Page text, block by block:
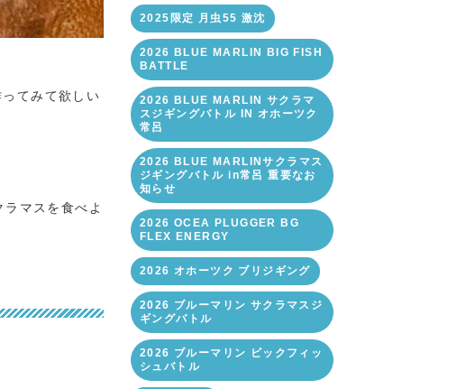
てみて欲しい
マスを食べよ
2025限定 月虫55 激沈
2026 BLUE MARLIN BIG FISH
BATTLE
2026 BLUE MARLIN サクラマ
スジギングバトル IN オホーツク
常呂
2026 BLUE MARLINサクラマス
ジギングバトル in常呂 重要なお
知らせ
2026 OCEA PLUGGER BG
FLEX ENERGY
2026 オホーツク ブリジギング
2026 ブルーマリン サクラマスジ
ギングバトル
2026 ブルーマリン ビックフィッ
シュバトル